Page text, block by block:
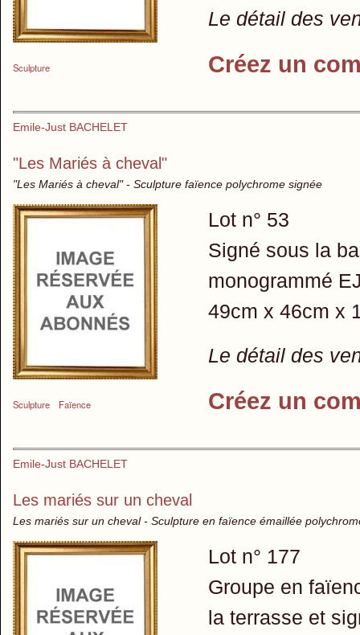
Sculpture
Le détail des
Créez un
Emile-Just BACHELET
"Les Mariés à cheval"
"Les Mariés à cheval" - Sculpture faïence polychrome signée
Sculpture Faïence
Lot n° 53
Signé sous la
monogrammé
49cm x 46cm x
Le détail des
Créez un
Emile-Just BACHELET
Les mariés sur un cheval
Les mariés sur un cheval - Sculpture en faïence émaillée
Lot n° 177
Groupe en
la terrasse et